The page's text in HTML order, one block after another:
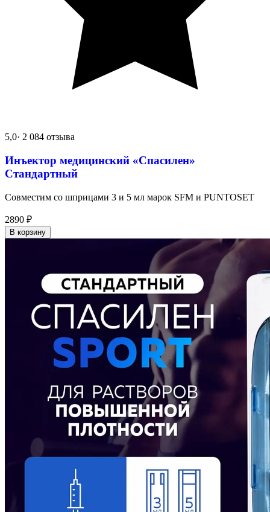
5,0· 2 084 отзыва
Инъектор медицинский «Спасилен»
Стандартный
Совместим со шприцами 3 и 5 мл марок SFM и PUNTOSET
2890 ₽
В корзину